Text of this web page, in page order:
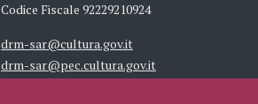
Codice Fiscale 92229210924
drm-sar@cultura.gov.it
drm-sar@pec.cultura.gov.it